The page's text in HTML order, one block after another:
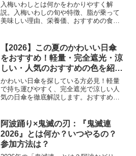
入梅いわしとは何かをわかりやすく解
説。入梅いわしの旬や特徴、脂が乗って
美味しい理由、栄養価、おすすめの食べ
も詳しく解説。6月の旬の味覚を楽しみた
い方必見です。
【2026】この夏のかわいい日傘
をおすすめ！軽量・完全遮光・涼
しい・人気のおすすめの色を紹
介！
かわいい日傘を探している方必見！軽量
で持ち運びやすく、完全遮光で涼しい人
気の日傘を徹底解説します。おすすめの
る、おしゃれで機能的な日傘選びの参考
にしてください。
阿波踊り×鬼滅の刃：『鬼滅連
2026』とは何か？いつやるの？
参加方法は？